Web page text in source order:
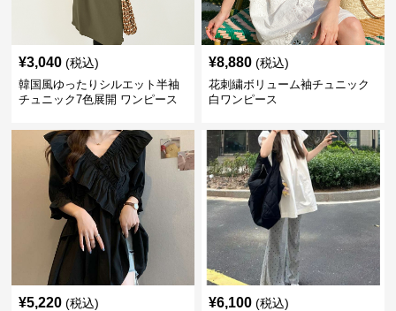
¥3,040 (税込)
韓国風ゆったりシルエット半袖
チュニック7色展開 ワンピース
¥8,880 (税込)
花刺繍ボリューム袖チュニック
白ワンピース
¥5,220 (税込) ¥6,100 (税込)